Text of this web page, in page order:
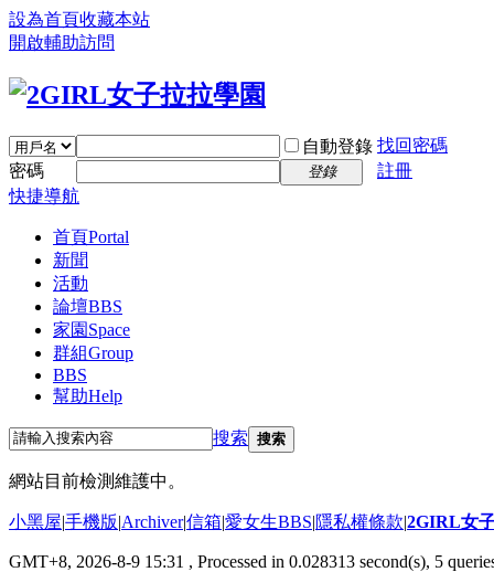
設為首頁收藏本站
開啟輔助訪問
自動登錄 找回密碼
密碼
登錄
註冊
快捷導航
首頁Portal
新聞
活動
論壇BBS
家園 Space
群組Group
BBS
幫助Help
搜索 搜索
網站目前檢測維護中。
小黑屋|手機版|Archiver|信箱|愛女生BBS|隱私權條款|2GIRL女
GMT+8, 2026-8-9 15:31 , Processed in 0.028313 second(s), 5